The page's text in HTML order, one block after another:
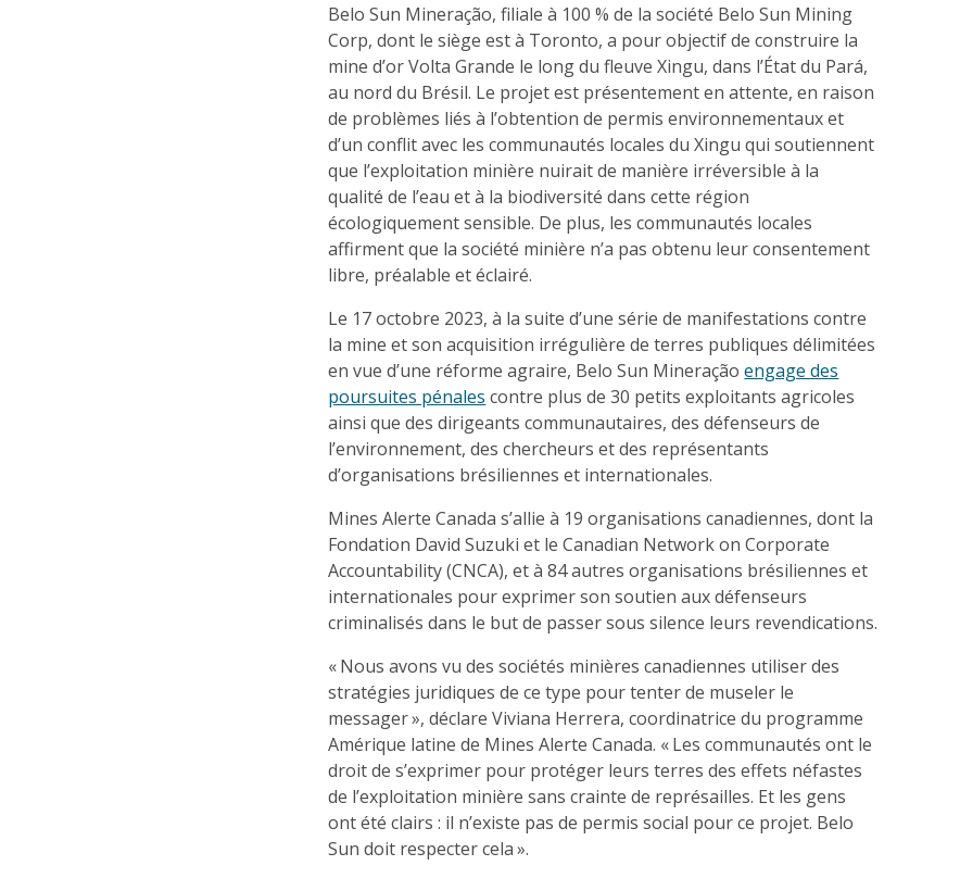
Belo Sun Mineração, filiale à 100 % de la société Belo Sun Mining
Corp, dont le siège est à Toronto, a pour objectif de construire la
mine d’or Volta Grande le long du fleuve Xingu, dans l’État du Pará,
au nord du Brésil. Le projet est présentement en attente, en raison
de problèmes liés à l’obtention de permis environnementaux et
d’un conflit avec les communautés locales du Xingu qui soutiennent
que l’exploitation minière nuirait de manière irréversible à la
qualité de l’eau et à la biodiversité dans cette région
écologiquement sensible. De plus, les communautés locales
affirment que la société minière n’a pas obtenu leur consentement
libre, préalable et éclairé.
Le 17 octobre 2023, à la suite d’une série de manifestations contre
la mine et son acquisition irrégulière de terres publiques délimitées
en vue d’une réforme agraire, Belo Sun Mineraçãoengage des
poursuites pénales contre plus de 30 petits exploitants agricoles
ainsi que des dirigeants communautaires, des défenseurs de
l’environnement, des chercheurs et des représentants
d’organisations brésiliennes et internationales.
Mines Alerte Canada s’allie à 19 organisations canadiennes, dont la
Fondation David Suzuki et le Canadian Network on Corporate
Accountability (CNCA), et à 84 autres organisations brésiliennes et
internationales pour exprimer son soutien aux défenseurs
criminalisés dans le but de passer sous silence leurs revendications.
« Nous avons vu des sociétés minières canadiennes utiliser des
stratégies juridiques de ce type pour tenter de museler le
messager », déclare Viviana Herrera, coordinatrice du programme
Amérique latine de Mines Alerte Canada. « Les communautés ont le
droit de s’exprimer pour protéger leurs terres des effets néfastes
de l’exploitation minière sans crainte de représailles. Et les gens
ont été clairs : il n’existe pas de permis social pour ce projet. Belo
Sun doit respecter cela ».